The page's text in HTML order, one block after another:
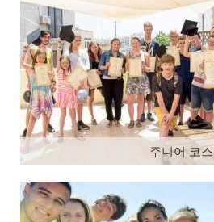
가족
여름 학교
과정
강의 계획서
숙박 시설
슈페리어 레지던스
스탠다드 레지던스
홈스테이
주니어 코스